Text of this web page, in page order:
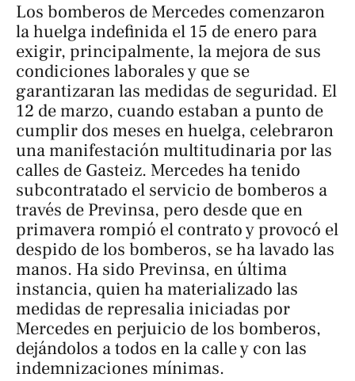
Los bomberos de Mercedes comenzaron
la huelga indefinida el 15 de enero para
exigir, principalmente, la mejora de sus
condiciones laborales y que se
garantizaran las medidas de seguridad. El
12 de marzo, cuando estaban a punto de
cumplir dos meses en huelga, celebraron
una manifestación multitudinaria por las
calles de Gasteiz. Mercedes ha tenido
subcontratado el servicio de bomberos a
través de Previnsa, pero desde que en
primavera rompió el contrato y provocó el
despido de los bomberos, se ha lavado las
manos. Ha sido Previnsa, en última
instancia, quien ha materializado las
medidas de represalia iniciadas por
Mercedes en perjuicio de los bomberos,
dejándolos a todos en la calle y con las
indemnizaciones mínimas.